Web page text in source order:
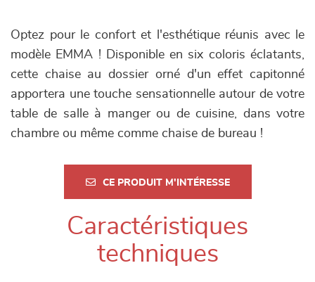
Optez pour le confort et l'esthétique réunis avec le
modèle EMMA ! Disponible en six coloris éclatants,
cette chaise au dossier orné d'un effet capitonné
apportera une touche sensationnelle autour de votre
table de salle à manger ou de cuisine, dans votre
chambre ou même comme chaise de bureau !
CE PRODUIT M'INTÉRESSE
Caractéristiques
techniques